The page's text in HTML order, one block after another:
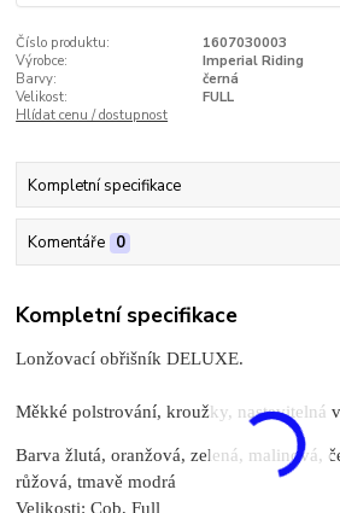
Číslo produktu:
1607030003
Výrobce:
Imperial Riding
Barvy:
černá
Velikost:
FULL
Hlídat cenu / dostupnost
Kompletní specifikace
Komentáře 0
Kompletní specifikace
Lonžovací obřišník DELUXE.
Měkké polstrování, kroužky, nastavitelná
Barva žlutá, oranžová, zelená, malinová,
růžová, tmavě modrá
Velikosti: Cob, Full